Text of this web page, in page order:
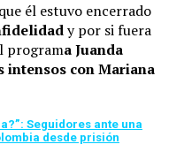
él estuvo encerrado
y por si fuera
programa Juanda
intensos con Mariana
Seguidores ante una
desde prisión